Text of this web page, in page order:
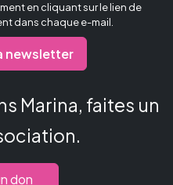
en cliquant sur le lien de
dans chaque e-mail.
newsletter
Marina, faites un
don